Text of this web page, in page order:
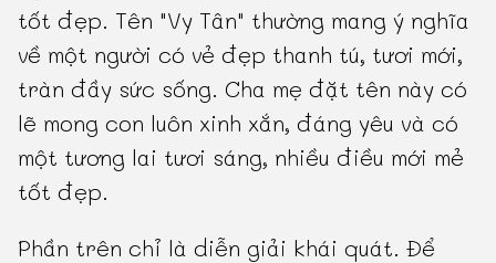
tốt đẹp. Tên "Vy Tân" thường mang ý nghĩa
về một người có vẻ đẹp thanh tú, tươi mới,
tràn đầy sức sống. Cha mẹ đặt tên này có
lẽ mong con luôn xinh xắn, đáng yêu và có
một tương lai tươi sáng, nhiều điều mới mẻ
tốt đẹp.
Phần trên chỉ là diễn giải khái quát. Để